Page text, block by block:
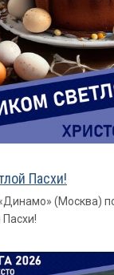
Пасхи!
(Москва)